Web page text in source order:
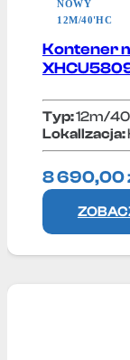
NOWY
12M/40'HC
Kontener
Typ:12m/
Lokallzacja:
8 690,00